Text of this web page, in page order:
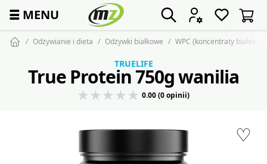
☰ MENU
Odżywianie i dieta Odżywki białkowe WPC (koncentraty białek
♡
TRUELIFE
True Protein 750g wanilia
0.00 (0 opinii)